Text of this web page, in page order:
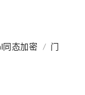
同态加密 /
门